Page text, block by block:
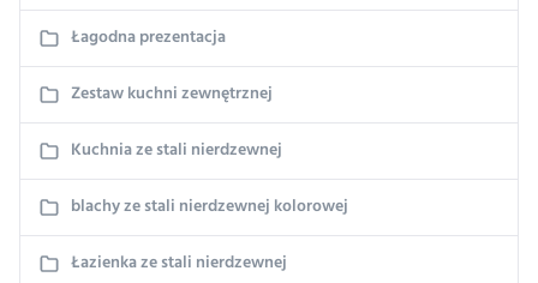
Łagodna prezentacja
Zestaw kuchni zewnętrznej
Kuchnia ze stali nierdzewnej
blachy ze stali nierdzewnej kolorowej
Łazienka ze stali nierdzewnej